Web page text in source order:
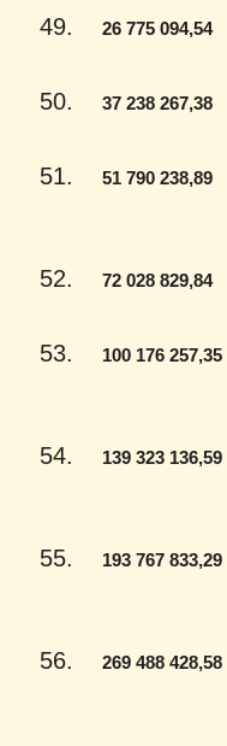
49. 26 775 094,54-
50. 37 238 267,38
51. 51 790 238,89
52. 72 028 829,84-
53. 100 176 257,35
54. 139 323 136,59
55. 193 767 833,29
56. 269 488 428,58